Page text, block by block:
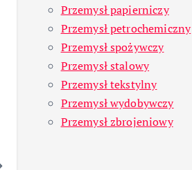
Przemysł papierniczy
Przemysł petrochemiczny
Przemysł spożywczy
Przemysł stalowy
Przemysł tekstylny
Przemysł wydobywczy
Przemysł zbrojeniowy